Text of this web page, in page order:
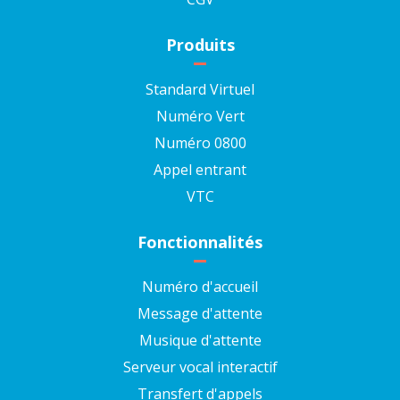
Produits
Standard Virtuel
Numéro Vert
Numéro 0800
Appel entrant
VTC
Fonctionnalités
Numéro d'accueil
Message d'attente
Musique d'attente
Serveur vocal interactif
Transfert d'appels